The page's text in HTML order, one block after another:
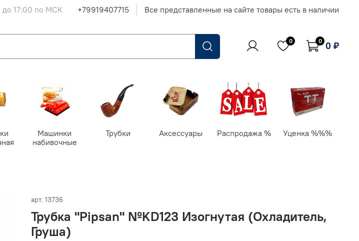
до 17:00 по МСК +79919407715 Все представленные на сайте товары есть в наличии
0 0 0 ₽
Машинки
набивочные
Трубки Аксессуары Распродажа % Уценка %%%
арт. 13736
Трубка "Pipsan" №KD123 Изогнутая (Охладитель,
Груша)